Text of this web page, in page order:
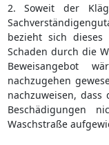
2. Soweit der
bezieht sich
Schaden durch die
Beweisangebot
nachzugehen
nachzuweisen,
Beschädigungen
Waschstraße